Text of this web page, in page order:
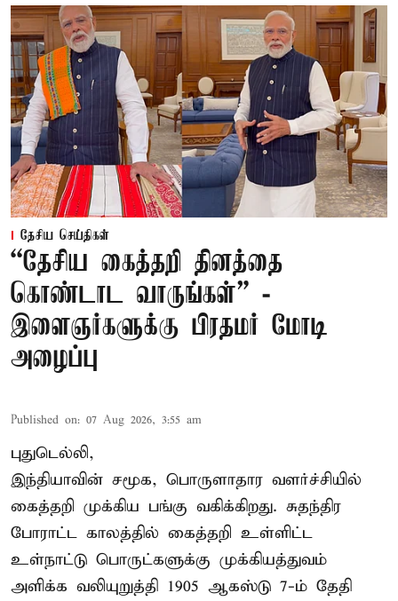
தேசிய செய்திகள்
“தேசிய கைத்தறி தினத்தை
கொண்டாட வாருங்கள்” -
இளைஞர்களுக்கு பிரதமர் மோடி
அழைப்பு
Published on: 07 Aug 2026, 3:55 am
புதுடெல்லி,
இந்தியாவின் சமூக, பொருளாதார வளர்ச்சியில்
கைத்தறி முக்கிய பங்கு வகிக்கிறது. சுதந்திர
போராட்ட காலத்தில் கைத்தறி உள்ளிட்ட
உள்நாட்டு பொருட்களுக்கு முக்கியத்துவம்
அளிக்க வலியுறுத்தி 1905 ஆகஸ்டு 7-ம் தேதி